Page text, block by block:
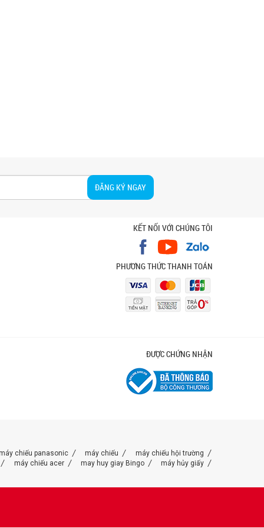
ĐĂNG KÝ NGAY
KẾT NỐI VỚI CHÚNG TÔI
PHƯƠNG THỨC THANH TOÁN
ĐƯỢC CHỨNG NHẬN
chiếu panasonic máy chiếu
máy chiếu hội trường
máy chiếu acer may huy giay Bingo
máy hủy giấy